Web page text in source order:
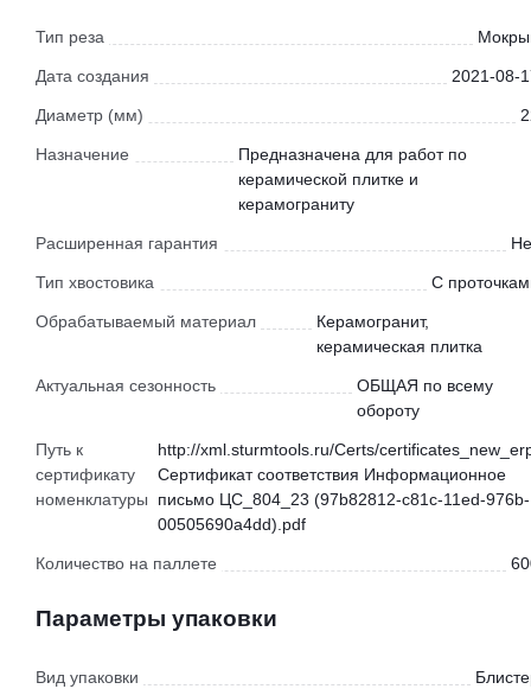
Тип реза
Дата создания 2021-08-
Диаметр (мм)
Назначение
Предназначена для работ по
керамической плитке и
керамограниту
Расширенная гарантия
Тип хвостовика С
Обрабатываемый материал
Керамогранит,
керамическая плитка
Актуальная сезонность
ОБЩАЯ по всему
обороту
Путь к
сертификату
номенклатуры
http://xml.sturmtools.ru/Certs/
Сертификат соответствия Информационное
письмо ЦС_804_23 (97b82812-c81c-11ed-976b-
00505690a4dd).pdf
Количество на паллете
Параметры упаковки
Вид упаковки